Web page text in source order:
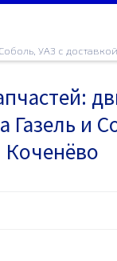
УАЗ с доставкой
Газель и
Коченёво